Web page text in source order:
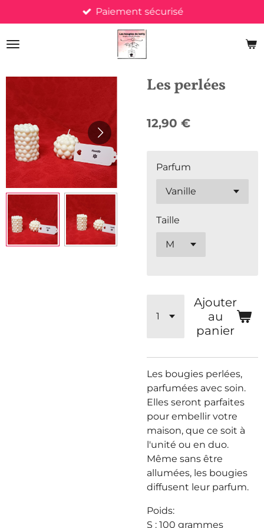
au
contenu
Paiement sécurisé
Les perlées
12,90 €
Parfum
Taille
Ajouter
au
panier
Les bougies perlées,
parfumées avec soin.
Elles seront parfaites
pour embellir votre
maison, que ce soit à
l'unité ou en duo.
Même sans être
allumées, les bougies
diffusent leur parfum.
Poids:
S : 100 grammes